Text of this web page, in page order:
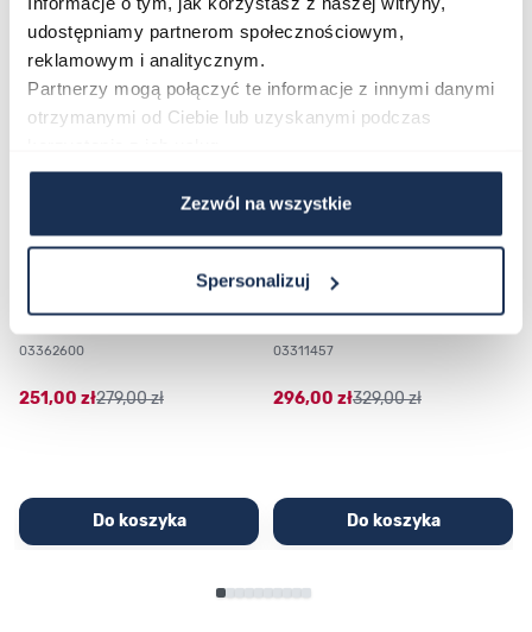
udostępniamy partnerom społecznościowym,
reklamowym i analitycznym.
Partnerzy mogą połączyć te informacje z innymi danymi
otrzymanymi od Ciebie lub uzyskanymi podczas
Zezwól na wszystkie
Spersonalizuj
Poruszanie się po elementach karuzeli jest możliwe za pomocą
Naciśnij, aby pominąć karuzelę
Naciśnij, aby przejść do nawigacji karuzeli
CASIO Sport AE-1200WHD-
03362600
251,00 zł279,00 zł
Do koszyka
Casio Sport AQ-230GA-
03311457
296,00 zł329,00 zł
Do koszyka